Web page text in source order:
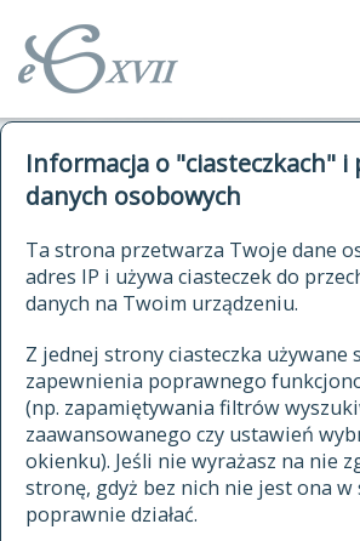
Informacja o "ciasteczkach" i
danych osobowych
Ta strona przetwarza Twoje dane
adres IP i używa ciasteczek do
danych na Twoim urządzeniu.
Z jednej strony ciasteczka używane
zapewnienia poprawnego
(np. zapamiętywania filtrów
zaawansowanego czy ustawień
okienku). Jeśli nie wyrażasz na nie
stronę, gdyż bez nich nie jest ona w
poprawnie działać.
autorzy Słownika
historia
publikacje
źródła
autorzy tekstów źródłowych
zasady opracowania
statystyki
najnowsze hasła
ostatnio zmodyfikowane hasła
kwerendy
jak cytować Słownik
ELEKTRONICZNY
JĘZYKA
XVII I XVIII
znajdź hasła
zaczynające się od